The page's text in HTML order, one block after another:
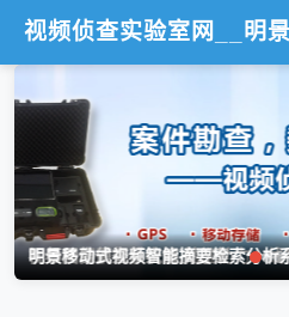
视频侦查实验室网__明
行业标准
视频勘察
视频分析
明景视频采集侦查箱 精准助力一线
视频图像侦查系统解决方案
明景移动式视频智能摘要检索分析